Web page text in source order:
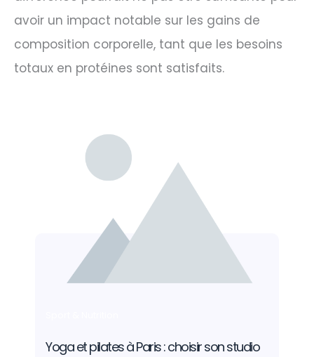
avoir un impact notable sur les gains de
composition corporelle, tant que les besoins
totaux en protéines sont satisfaits.
Yoga et pilates à Paris : choisir son studio